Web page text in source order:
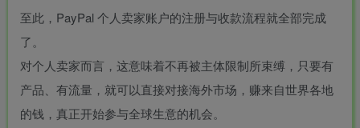
至此，PayPal 个人卖家账户的注册与收款流程就全部完成
了。
对个人卖家而言，这意味着不再被主体限制所束缚，只要有
产品、有流量，就可以直接对接海外市场，赚来自世界各地
的钱，真正开始参与全球生意的机会。